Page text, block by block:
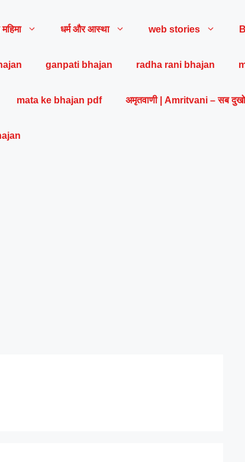
धर्म और आस्था web stories
ganpati bhajan radha rani bhajan
mata ke bhajan pdf अमृतवाणी | Amritvani – सब दुखो